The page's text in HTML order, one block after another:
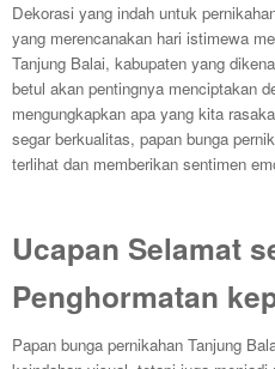
Dekorasi yang indah untuk
yang merencanakan hari istimewa
Tanjung Balai, kabupaten yang
betul akan pentingnya menciptakan
mengungkapkan apa yang kita
segar berkualitas, papan bunga
terlihat dan memberikan sentimen
Ucapan Selamat
Penghormatan
Papan bunga pernikahan Tanjung